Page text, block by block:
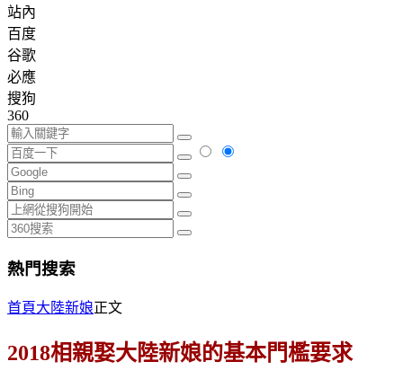
站內
百度
谷歌
必應
搜狗
360
熱門搜索
首頁大陸新娘正文
2018相親娶大陸新娘的基本門檻要求